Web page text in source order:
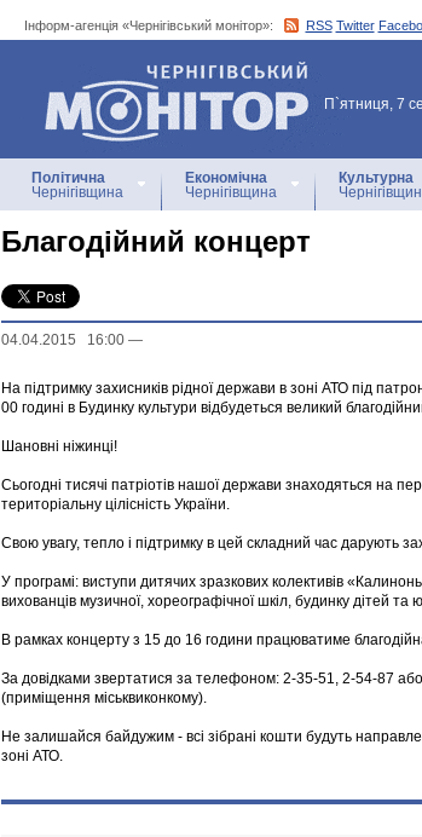
Інформ-агенція «Чернігівський монітор»: RSS Twitter
Інформ-агенція
«Чернігівський монітор»
П`ятниця, 7
Політична
Чернігівщина
Економічна
Чернігівщина
Культурна
Благодійний концерт
04.04.2015 16:00 —
На підтримку захисників рідної держави в зоні АТО під
00 годині в Будинку культури відбудеться великий
Шановні ніжинці!
Сьогодні тисячі патріотів нашої держави знаходяться на
територіальну цілісність України.
Свою увагу, тепло і підтримку в цей складний час дарують
У програмі: виступи дитячих зразкових колективів
вихованців музичної, хореографічної шкіл, будинку дітей
В рамках концерту з 15 до 16 години працюватиме
За довідками звертатися за телефоном: 2-35-51, 2-54-87
(приміщення міськвиконкому).
Не залишайся байдужим - всі зібрані кошти будуть
зоні АТО.